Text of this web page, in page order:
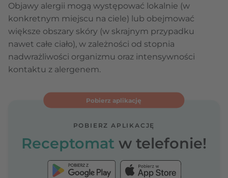
Objawy alergii mogą występować lokalnie (w
konkretnym miejscu na ciele) lub obejmować
większe obszary skóry (w skrajnym przypadku
nawet całe ciało), w zależności od stopnia
nadwrażliwości organizmu oraz intensywności
kontaktu z alergenem.
Pobierz aplikację
POBIERZ APLIKACJĘ
Receptomat w telefonie!